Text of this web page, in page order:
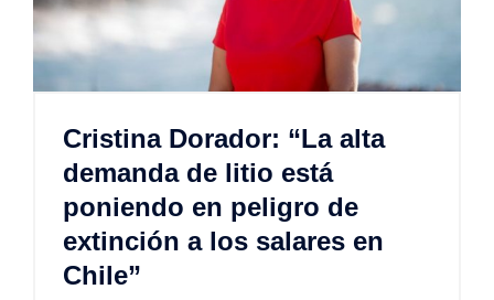
Cristina Dorador: “La alta
demanda de litio está
poniendo en peligro de
extinción a los salares en
Chile”